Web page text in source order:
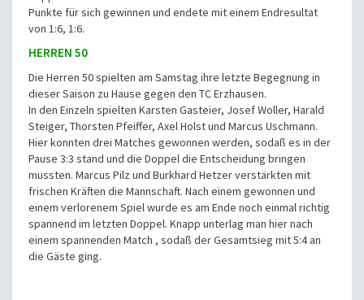
Punkte für sich gewinnen und endete mit einem Endresultat
von 1:6, 1:6.
HERREN 50
Die Herren 50 spielten am Samstag ihre letzte Begegnung in
dieser Saison zu Hause gegen den TC Erzhausen.
In den Einzeln spielten Karsten Gasteier, Josef Woller, Harald
Steiger, Thorsten Pfeiffer, Axel Holst und Marcus Uschmann.
Hier konnten drei Matches gewonnen werden, sodaß es in der
Pause 3:3 stand und die Doppel die Entscheidung bringen
mussten. Marcus Pilz und Burkhard Hetzer verstärkten mit
frischen Kräften die Mannschaft. Nach einem gewonnen und
einem verlorenem Spiel wurde es am Ende noch einmal richtig
spannend im letzten Doppel. Knapp unterlag man hier nach
einem spannenden Match , sodaß der Gesamtsieg mit 5:4 an
die Gäste ging.